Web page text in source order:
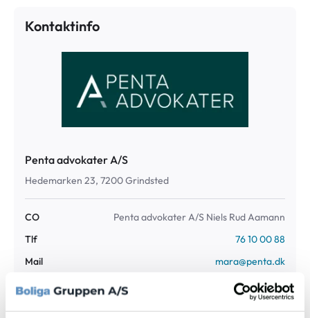
Kontaktinfo
Penta advokater A/S
Hedemarken 23, 7200 Grindsted
CO
Penta advokater A/S Niels Rud Aamann
Tlf
76 10 00 88
Mail
mara@penta.dk
Jr. nr
117839/mra